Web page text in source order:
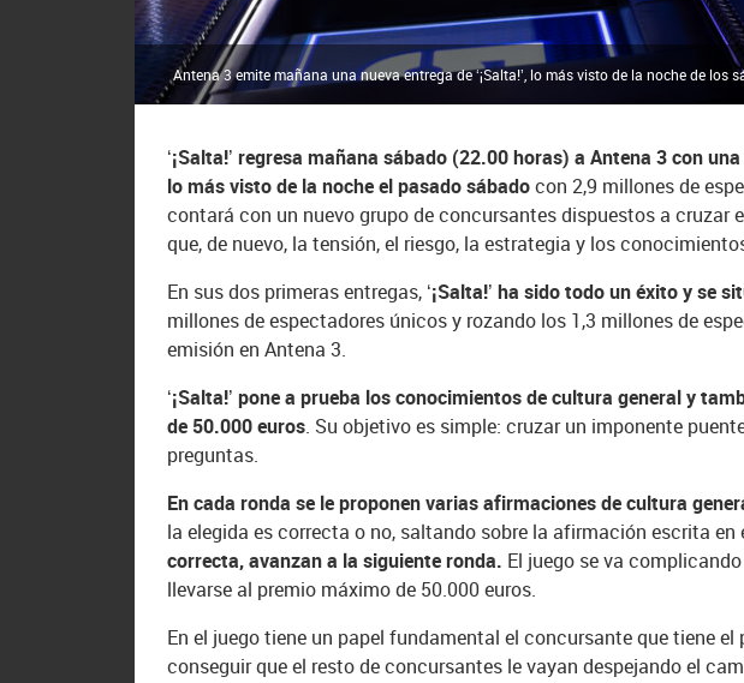
Antena 3 emite mañana una nueva entrega de ‘¡Salta!’, lo más visto de la noche de los
‘¡Salta!’ regresa mañana sábado (22.00 horas) a Antena 3 con
lo más visto de la noche el pasado sábadocon 2,9 millones de
contará con un nuevo grupo de concursantes dispuestos a cruzar
que, de nuevo, la tensión, el riesgo, la estrategia y los
En sus dos primeras entregas, ‘¡Salta!’ ha sido todo un éxito y se
millones de espectadores únicos y rozando los 1,3 millones de
emisión en Antena 3.
‘¡Salta!’ pone a prueba los conocimientos de cultura general y
de 50.000 euros. Su objetivo es simple: cruzar un imponente
preguntas.
En cada ronda se le proponen varias afirmaciones de cultura
la elegida es correcta o no, saltando sobre la afirmación escrita
correcta, avanzan a la siguiente ronda. El juego se va
llevarse al premio máximo de 50.000 euros.
En el juego tiene un papel fundamental el concursante que tiene el
conseguir que el resto de concursantes le vayan despejando el